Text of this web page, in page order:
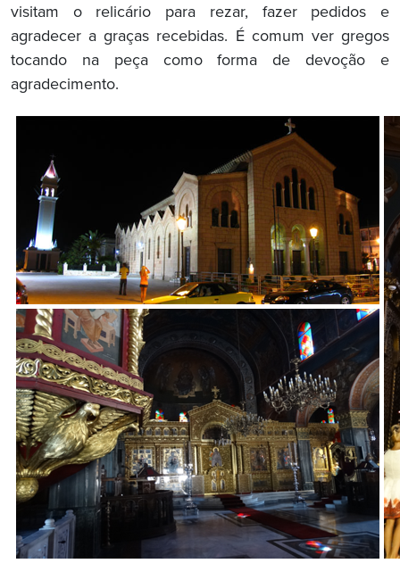
visitam o relicário para rezar, fazer pedidos e
agradecer a graças recebidas. É comum ver gregos
tocando na peça como forma de devoção e
agradecimento.